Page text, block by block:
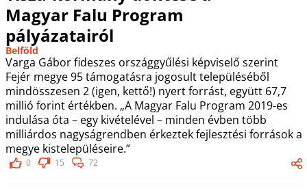
Magyar Falu Program
pályázatairól
Belföld
Varga Gábor fideszes országgyűlési képviselő szerint
Fejér megye 95 támogatásra jogosult településéből
mindösszesen 2 (igen, kettő!) nyert forrást, együtt 67,7
millió forint értékben. „A Magyar Falu Program 2019-es
indulása óta – egy kivételével – minden évben több
milliárdos nagyságrendben érkeztek fejlesztési források a
megye kistelepüléseire.”
0 15 72